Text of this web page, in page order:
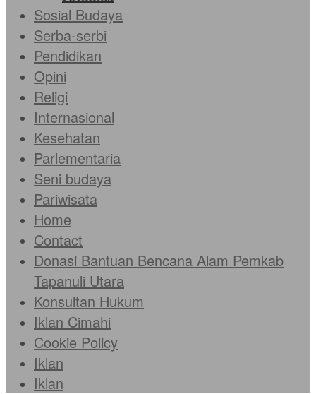
Sosial Budaya
Serba-serbi
Pendidikan
Opini
Religi
Internasional
Kesehatan
Parlementaria
Seni budaya
Pariwisata
Home
Contact
Donasi Bantuan Bencana Alam Pemkab
Tapanuli Utara
Konsultan Hukum
Iklan Cimahi
Cookie Policy
Iklan
Iklan